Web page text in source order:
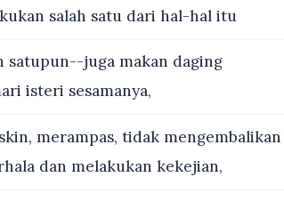
salah satu dari hal-hal itu
satupun--juga makan daging
isteri sesamanya,
merampas, tidak mengembalikan
dan melakukan kekejian,